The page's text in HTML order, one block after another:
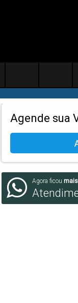
Agende sua
Agora ficou